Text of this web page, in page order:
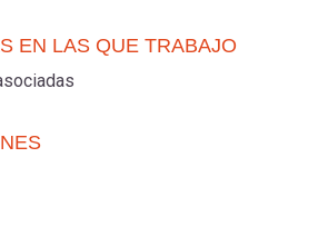
EN LAS QUE TRABAJO